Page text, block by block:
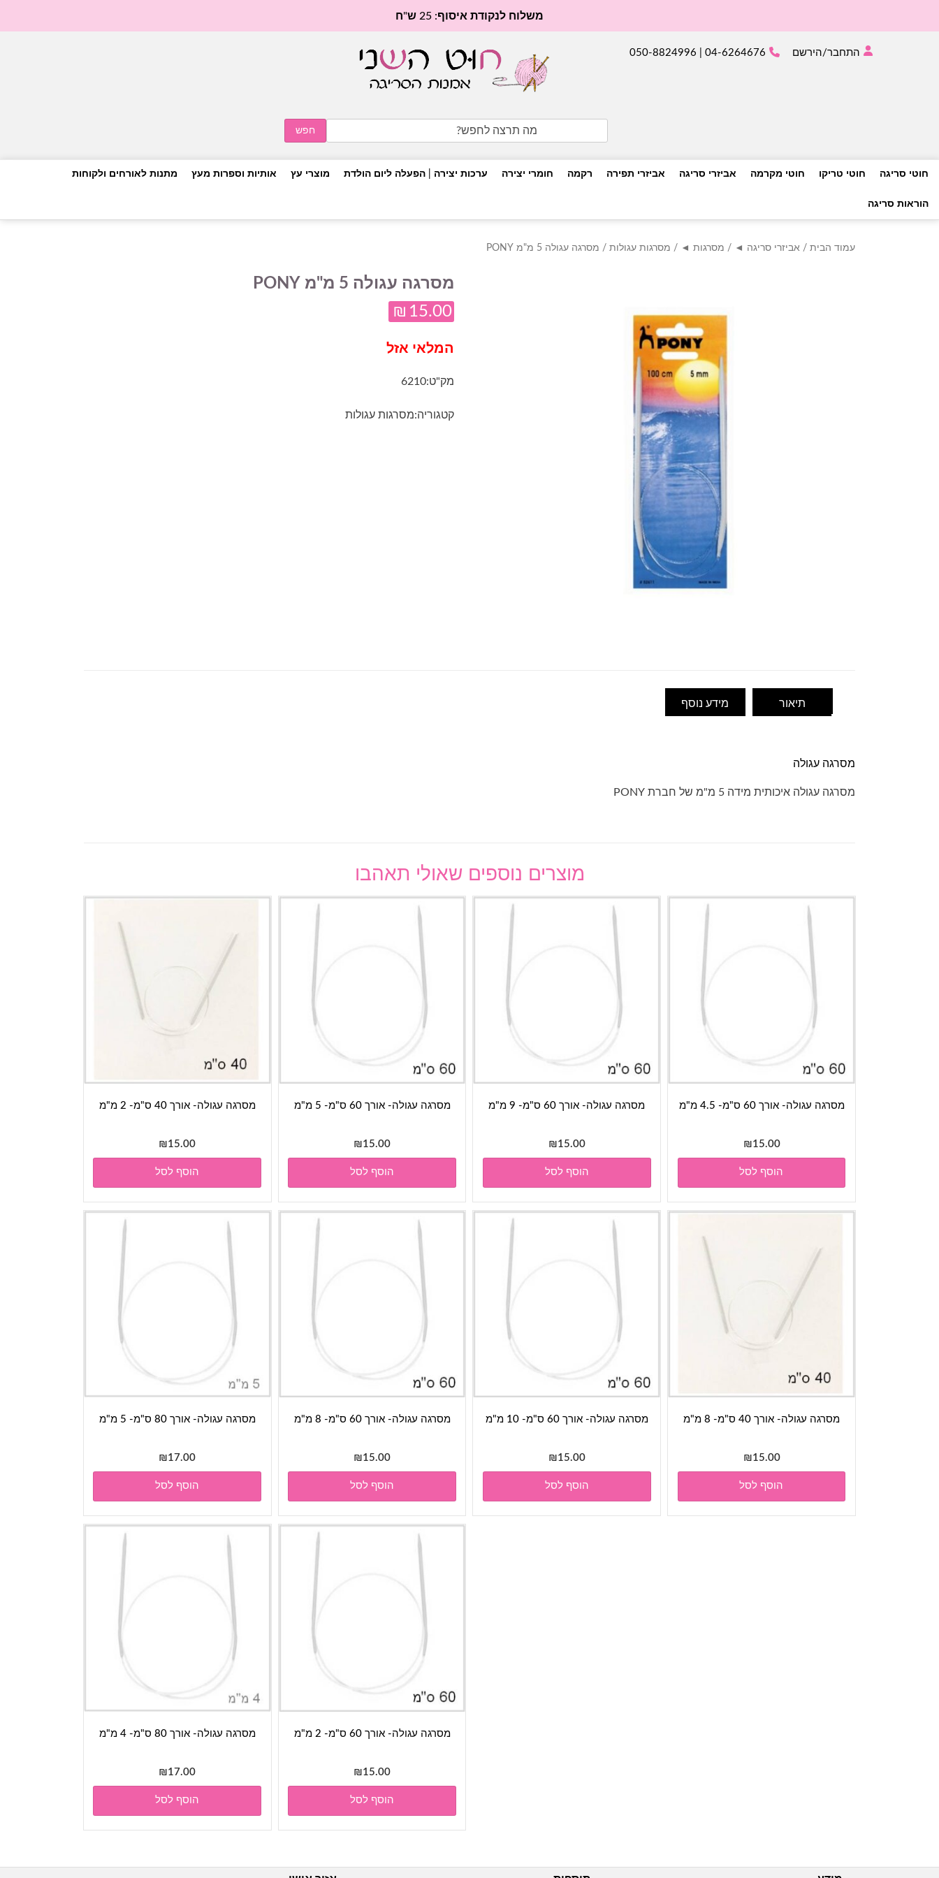
משלוח לנקודת איסוף: 25 ש"ח
for:
התחבר/הירשם 04-6264676 | 050-8824996
חוטי סריגה חוטי טריקו חוטי מקרמה אביזרי סריגה אביזרי תפירה רקמה חומרי יצירה ערכות יצירה | הפעלה ליום הולדת מוצרי עץ אותיות וספרות מעץ מתנות לאורחים ולקוחות
הוראות סריגה
עמוד הבית / אביזרי סריגה ◄ / מסרגות ◄ / מסרגות עגולות / מסרגה עגולה 5 מ"מ PONY
מסרגה עגולה 5 מ"מ PONY
₪ 15.00
המלאי אזל
מק"ט:6210
קטגוריה:מסרגות עגולות
תיאור מידע נוסף
מסרגה עגולה
מסרגה עגולה איכותית מידה 5 מ"מ של חברת PONY
מוצרים נוספים שאולי תאהבו
מסרגה עגולה- אורך 40 ס"מ- 2 מ"מ
₪15.00
הוסף לסל
מסרגה עגולה- אורך 60 ס"מ- 5 מ"מ
₪15.00
הוסף לסל
מסרגה עגולה- אורך 60 ס"מ- 9 מ"מ
₪15.00
הוסף לסל
מסרגה עגולה- אורך 60 ס"מ- 4.5 מ"מ
₪15.00
הוסף לסל
מסרגה עגולה- אורך 80 ס"מ- 5 מ"מ
₪17.00
הוסף לסל
מסרגה עגולה- אורך 60 ס"מ- 8 מ"מ
₪15.00
הוסף לסל
מסרגה עגולה- אורך 60 ס"מ- 10 מ"מ
₪15.00
הוסף לסל
מסרגה עגולה- אורך 40 ס"מ- 8 מ"מ
₪15.00
הוסף לסל
מסרגה עגולה- אורך 80 ס"מ- 4 מ"מ
₪17.00
הוסף לסל
מסרגה עגולה- אורך 60 ס"מ- 2 מ"מ
₪15.00
הוסף לסל